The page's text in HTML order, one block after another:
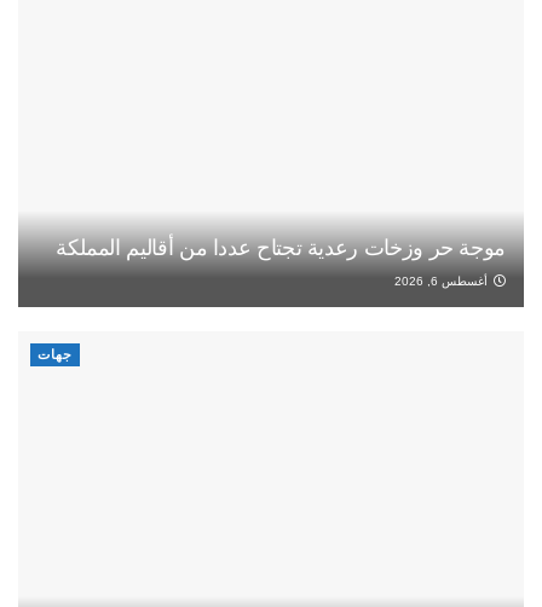
موجة حر وزخات رعدية تجتاح عددا من أقاليم المملكة
أغسطس 6, 2026
جهات